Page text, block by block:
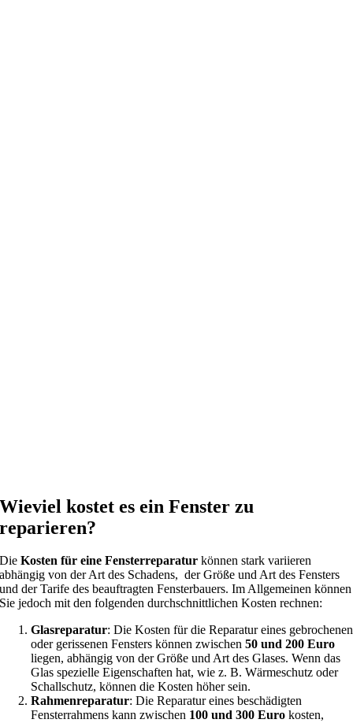
Wieviel kostet es ein Fenster zu
reparieren?
DieKosten für eine Fensterreparatur können stark variieren
abhängig von der Art des Schadens, der Größe und Art des Fensters
und der Tarife des beauftragten Fensterbauers. Im Allgemeinen können
Sie jedoch mit den folgenden durchschnittlichen Kosten rechnen:
Glasreparatur: Die Kosten für die Reparatur eines gebrochenen
oder gerissenen Fensters können zwischen50 und 200 Euro
liegen, abhängig von der Größe und Art des Glases. Wenn das
Glas spezielle Eigenschaften hat, wie z. B. Wärmeschutz oder
Schallschutz, können die Kosten höher sein.
Rahmenreparatur: Die Reparatur eines beschädigten
Fensterrahmens kann zwischen 100 und 300 Euro kosten,